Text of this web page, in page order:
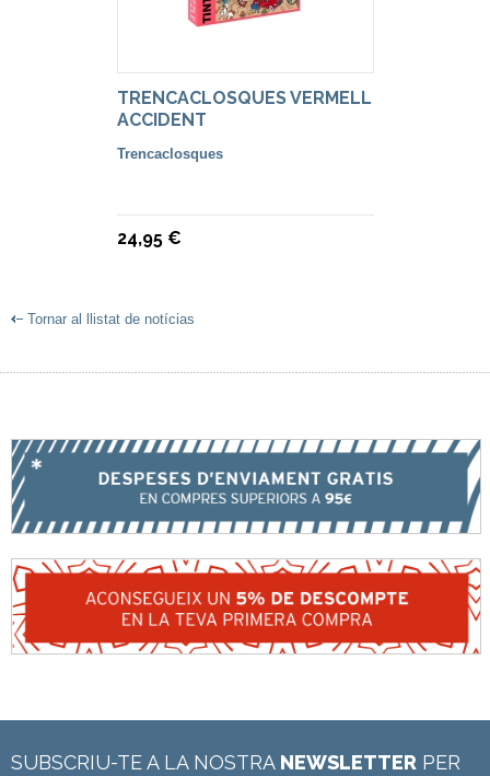
TRENCACLOSQUES VERMELL
ACCIDENT
Trencaclosques
24,95 €
Tornar al llistat de notícias
SUBSCRIU-TE A LA NOSTRA NEWSLETTER PER